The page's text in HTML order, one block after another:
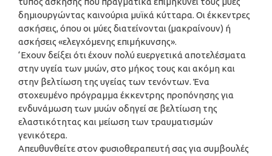
δημιουργώντας καινούρια μυϊκά κύτταρα. Οι έκκεντρες
ασκήσεις, όπου οι μύες διατείνονται (μακραίνουν) ή
ασκήσεις «ελεγχόμενης επιμήκυνσης».
‘Εχουν δείξει ότι έχουν πολύ ευεργετικά αποτελέσματα
στην υγεία των μυών, στο μήκος τους και ακόμη και
στην βελτίωση της υγείας των τενόντων. Ένα
στοχευμένο πρόγραμμα έκκεντρης προπόνησης για
ενδυνάμωση των μυών οδηγεί σε βελτίωση της
ελαστικότητας και μείωση των τραυματισμών
γενικότερα.
Απευθυνθείτε στον φυσιοθεραπευτή σας για συμβουλές